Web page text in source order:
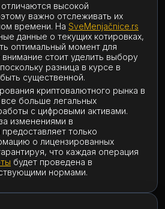
высокой
важно отслеживать их
времени. На SveMenjačnice.rs
данные о текущих котировках,
оптимальный момент для
стоит уделить выбору
разница в курсе в
существенной.
криптовалютного рынка в
больше легальных
с цифровыми активами.
изменениями в
только
о лицензированных
что каждая операция
будет проведена в
нормами.